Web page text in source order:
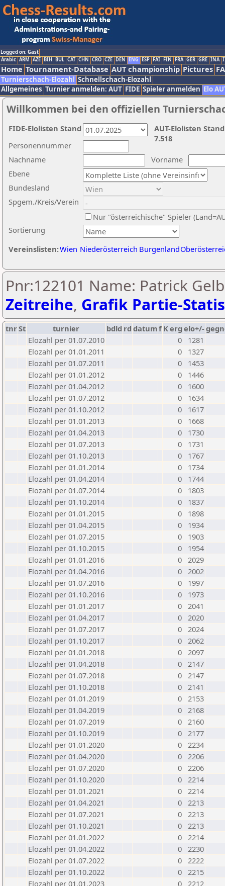
Logged on: Gast
Arabic ARM AZE BIH BUL CAT CHN CRO CZE DEN ENG ESP FAI FIN FRA GER GRE INA
Home Tournament-Database AUT championship Pictures
Turnierschach-Elozahl Schnellschach-Elozahl
Allgemeines Turnier anmelden: AUT FIDE Spieler anmelden Elo
Willkommen bei den offiziellen
Nachname
Vorname
Ebene
Sortierung
Personennummer
Bundesland
Spgem./Kreis/Verein
Nur "österreichische" Spieler
Vereinslisten:Wien Niederösterreich Burgenland
AUT-Elolisten
7.518
FIDE-Elolisten Stand
Pnr:122101 Name: Patrick
Zeitreihe, Grafik Partie-
tnrSt turnier bdld rd datumf Kerg elo+/-
Elozahl per 01.07.2010
0
1281
Elozahl per 01.01.2011
0
1327
Elozahl per 01.07.2011
0
1453
Elozahl per 01.01.2012
0
1446
Elozahl per 01.04.2012
0
1600
Elozahl per 01.07.2012
0
1634
Elozahl per 01.10.2012
0
1617
Elozahl per 01.01.2013
0
1668
Elozahl per 01.04.2013
0
1730
Elozahl per 01.07.2013
0
1731
Elozahl per 01.10.2013
0
1767
Elozahl per 01.01.2014
0
1734
Elozahl per 01.04.2014
0
1744
Elozahl per 01.07.2014
0
1803
Elozahl per 01.10.2014
0
1837
Elozahl per 01.01.2015
0
1898
Elozahl per 01.04.2015
0
1934
Elozahl per 01.07.2015
0
1903
Elozahl per 01.10.2015
0
1954
Elozahl per 01.01.2016
0 2029
Elozahl per 01.04.2016
0 2002
Elozahl per 01.07.2016
0
1997
Elozahl per 01.10.2016
0
1973
Elozahl per 01.01.2017
0 2041
Elozahl per 01.04.2017
0 2020
Elozahl per 01.07.2017
0 2024
Elozahl per 01.10.2017
0 2062
Elozahl per 01.01.2018
0 2097
Elozahl per 01.04.2018
0 2147
Elozahl per 01.07.2018
0 2147
Elozahl per 01.10.2018
0 2141
Elozahl per 01.01.2019
0 2153
Elozahl per 01.04.2019
0 2168
Elozahl per 01.07.2019
0 2160
Elozahl per 01.10.2019
0 2177
Elozahl per 01.01.2020
0 2234
Elozahl per 01.04.2020
0 2206
Elozahl per 01.07.2020
0 2206
Elozahl per 01.10.2020
0 2214
Elozahl per 01.01.2021
0 2214
Elozahl per 01.04.2021
0 2213
Elozahl per 01.07.2021
0 2213
Elozahl per 01.10.2021
0 2213
Elozahl per 01.01.2022
0 2214
Elozahl per 01.04.2022
0 2230
Elozahl per 01.07.2022
0 2222
Elozahl per 01.10.2022
0 2215
Elozahl per 01.01.2023
0 2212